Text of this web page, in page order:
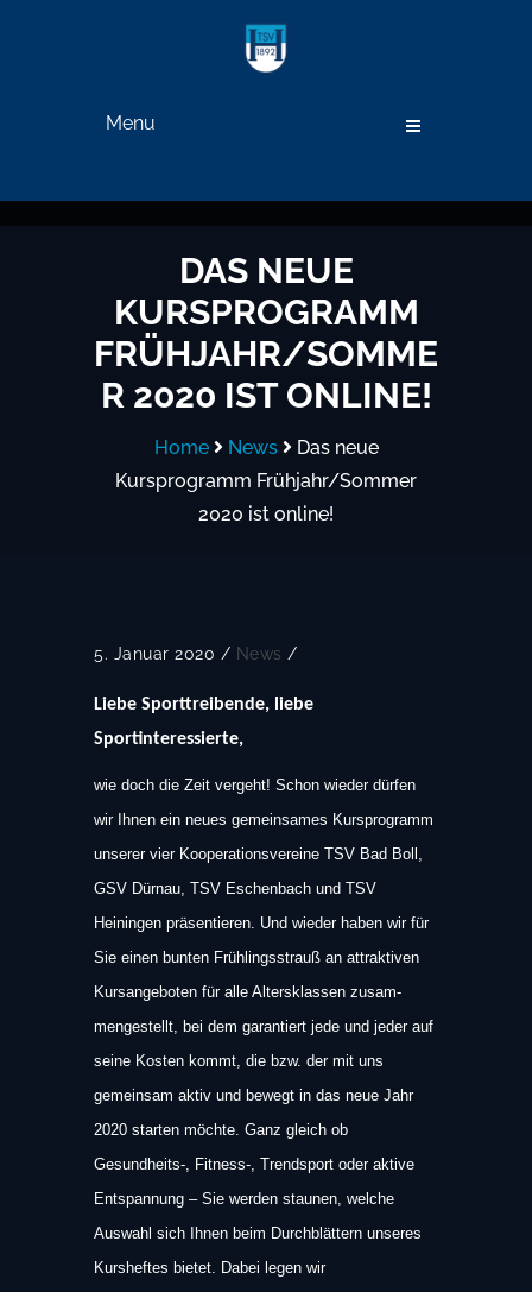
Menu
DAS NEUE
KURSPROGRAMM
FRÜHJAHR/SOMME
R 2020 IST ONLINE!
Home News
Das neue
Kursprogramm Frühjahr/Sommer
2020 ist online!
5. Januar 2020 / News /
Liebe Sporttreibende, liebe
Sportinteressierte,
wie doch die Zeit vergeht! Schon wieder dürfen
wir Ihnen ein neues gemeinsames Kursprogramm
unserer vier Kooperationsvereine TSV Bad Boll,
GSV Dürnau, TSV Eschenbach und TSV
Heiningen präsentieren. Und wieder haben wir für
Sie einen bunten Frühlingsstrauß an attraktiven
Kursangeboten für alle Altersklassen zusam­
mengestellt, bei dem garantiert jede und jeder auf
seine Kosten kommt, die bzw. der mit uns
gemeinsam aktiv und bewegt in das neue Jahr
2020 starten möchte. Ganz gleich ob
Gesundheits-, Fitness-, Trendsport oder aktive
Entspannung – Sie werden staunen, welche
Auswahl sich Ihnen beim Durchblättern unseres
Kurshef­tes bietet. Dabei legen wir